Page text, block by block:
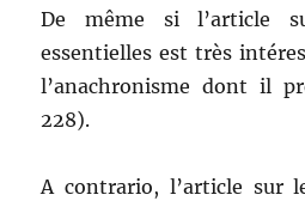
De même si l’article
essentielles est très
l’anachronisme dont il
228).
A contrario, l’article sur